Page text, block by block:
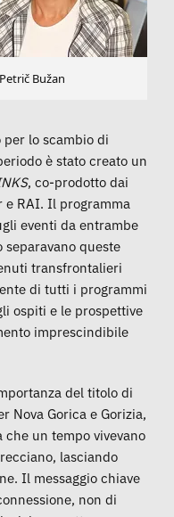
Bužan
lo scambio di
è stato creato un
, co-prodotto dai
e RAI. Il programma
eventi da entrambe
queste
transfrontalieri
di tutti i programmi
ospiti e le prospettive
imprescindibile
del titolo di
Nova Gorica e Gorizia,
un tempo vivevano
lasciando
Il messaggio chiave
non di